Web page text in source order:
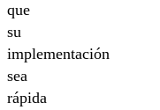
que
su
implementación
sea
rápida